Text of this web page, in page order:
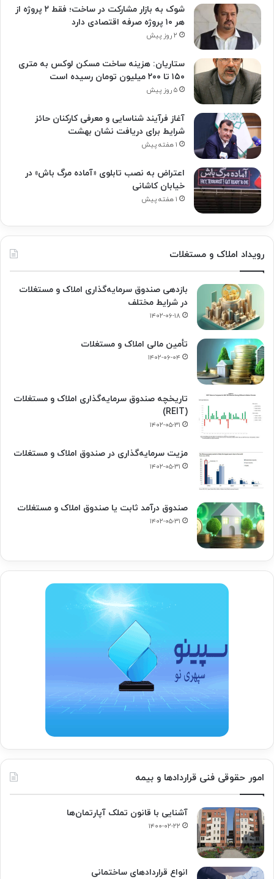
شوک به بازار مشارکت در ساخت؛ فقط ۲ پروژه از
هر ۱۰ پروژه صرفه اقتصادی دارد
۲ روز پیش
ستاریان: هزینه ساخت مسکن لوکس به متری
۱۵۰ تا ۲۰۰ میلیون تومان رسیده است
۵ روز پیش
آغاز فرآیند شناسایی و معرفی کارکنان حائز
شرایط برای دریافت نشان بهشت
۱ هفته پیش
اعتراض به نصب تابلوی «آماده مرگ باش» در
خیابان کاشانی
۱ هفته پیش
رویداد املاک و مستغلات
بازدهی صندوق سرمایه‌گذاری املاک و مستغلات
در شرایط مختلف
۱۴۰۲-۰۶-۱۸
تأمین مالی املاک و مستغلات
۱۴۰۲-۰۶-۰۴
تاریخچه صندوق سرمایه‌گذاری املاک و مستغلات
(REIT)
۱۴۰۲-۰۵-۳۱
مزیت سرمایه‌گذاری در صندوق املاک و مستغلات
۱۴۰۲-۰۵-۳۱
صندوق درآمد ثابت یا صندوق املاک و مستغلات
۱۴۰۲-۰۵-۳۱
امور حقوقی فنی قراردادها و بیمه
آشنایی با قانون تملک آپارتمان‌ها
۱۴۰۰-۰۲-۲۲
انواع قراردادهای ساختمانی